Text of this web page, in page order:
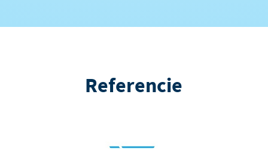
Referencie